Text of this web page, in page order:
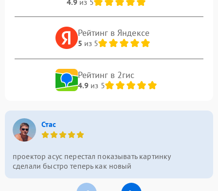
Рейтинг в Яндексе
5 из 5
Рейтинг в 2гис
4.9из 5
Стас
проектор асус перестал показывать картинку
сделали быстро теперь как новый